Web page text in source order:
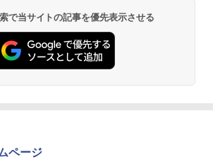
で当サイトの記事を優先表示させる
ページ